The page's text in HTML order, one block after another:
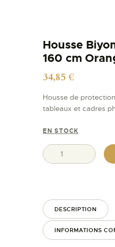
Housse
160 cm
34,85€
Housse de
tableaux et cadres
EN STOCK
DESCRIPTION
INFORMATIONS